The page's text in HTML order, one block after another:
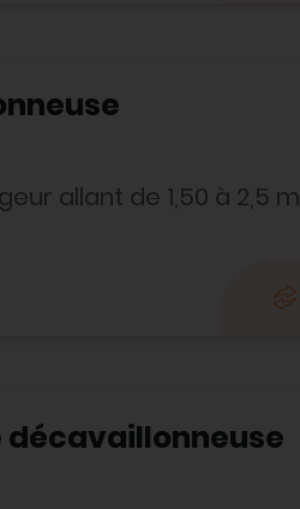
allant de 1,50 à 2,5 m
décavaillonneuse